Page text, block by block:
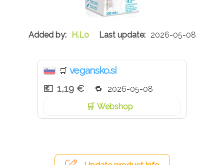
H.Lo 2026-05-08
🛒 vegansko.si
1,19 €
2026-05-08
Webshop